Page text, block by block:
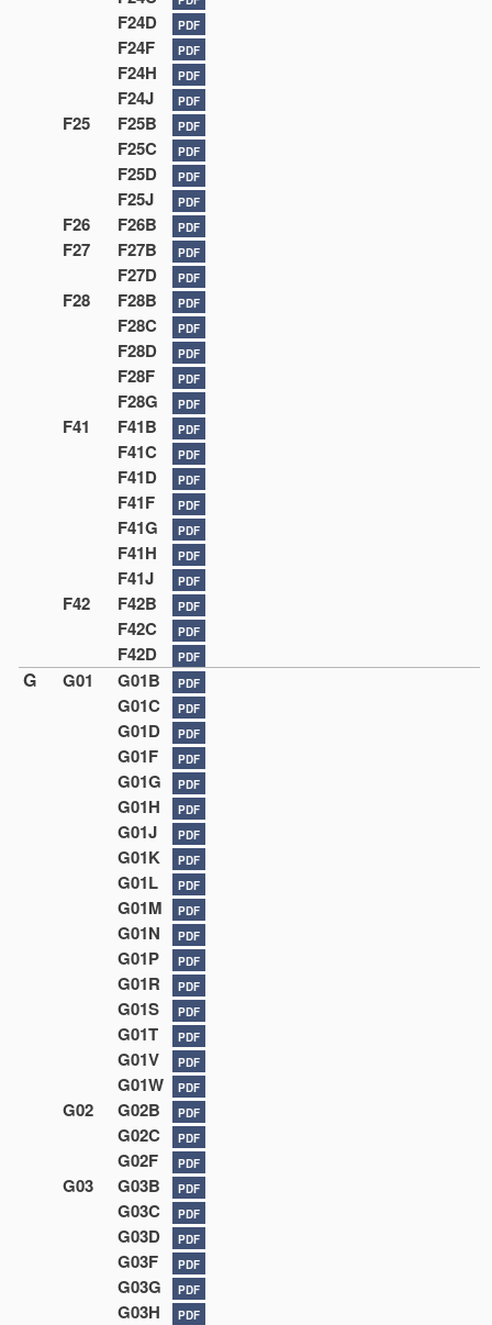
F24D PDF
F24F PDF
F24H PDF
F24J PDF
F25 F25B PDF
F25C PDF
F25D PDF
F25J PDF
F26 F26B PDF
F27 F27B PDF
F27D PDF
F28 F28B PDF
F28C PDF
F28D PDF
F28F PDF
F28G PDF
F41 F41B PDF
F41C PDF
F41D PDF
F41F PDF
F41G PDF
F41H PDF
F41J PDF
F42 F42B PDF
F42C PDF
F42D PDF
G G01 G01B PDF
G01C PDF
G01D PDF
G01F PDF
G01G PDF
G01H PDF
G01J PDF
G01K PDF
G01L PDF
G01M PDF
G01N PDF
G01P PDF
G01R PDF
G01S PDF
G01T PDF
G01V PDF
G01W PDF
G02 G02B PDF
G02C PDF
G02F PDF
G03 G03B PDF
G03C PDF
G03D PDF
G03F PDF
G03G PDF
G03H PDF